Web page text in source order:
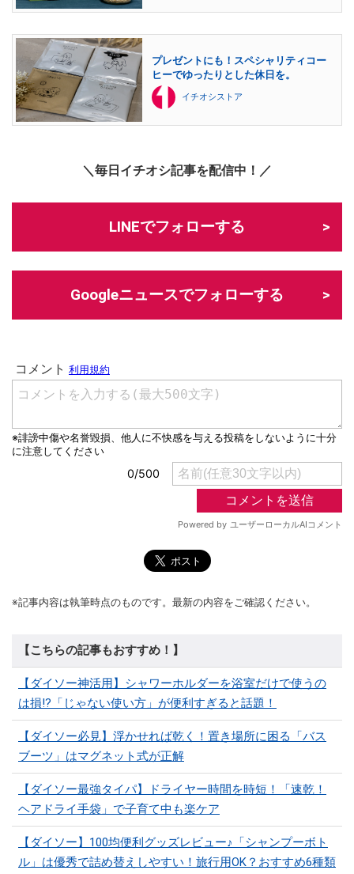
プレゼントにも！スペシャリティコー
ヒーでゆったりとした休日を。
イチオシストア
＼毎日イチオシ記事を配信中！／
LINEでフォローする
Googleニュースでフォローする
※記事内容は執筆時点のものです。最新の内容をご確認ください。
【こちらの記事もおすすめ！】
【ダイソー神活用】シャワーホルダーを浴室だけで使うの
は損!?「じゃない使い方」が便利すぎると話題！
【ダイソー必見】浮かせれば乾く！置き場所に困る「バス
ブーツ」はマグネット式が正解
【ダイソー最強タイパ】ドライヤー時間を時短！「速乾！
ヘアドライ手袋」で子育て中も楽ケア
【ダイソー】100均便利グッズレビュー♪「シャンプーボト
ル」は優秀で詰め替えしやすい！旅行用OK？おすすめ6種類